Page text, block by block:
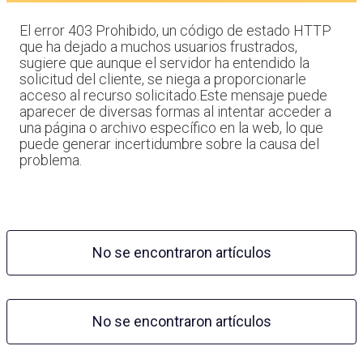
El error 403 Prohibido, un código de estado HTTP
que ha dejado a muchos usuarios frustrados,
sugiere que aunque el servidor ha entendido la
solicitud del cliente, se niega a proporcionarle
acceso al recurso solicitado.Este mensaje puede
aparecer de diversas formas al intentar acceder a
una página o archivo específico en la web, lo que
puede generar incertidumbre sobre la causa del
problema.
No se encontraron artículos
No se encontraron artículos